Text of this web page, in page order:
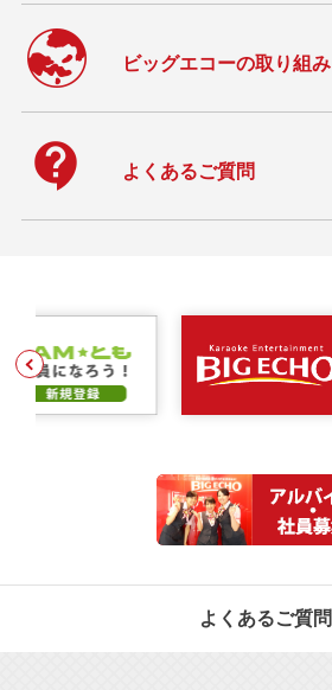
ビッグエコーの取り組み
contact_support よくあるご質問
よくあるご質問